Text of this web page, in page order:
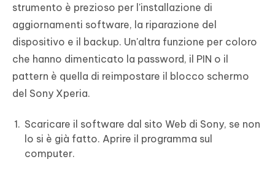
strumento è prezioso per l'installazione di
aggiornamenti software, la riparazione del
dispositivo e il backup. Un'altra funzione per coloro
che hanno dimenticato la password, il PIN o il
pattern è quella di reimpostare il blocco schermo
del Sony Xperia.
Scaricare il software dal sito Web di Sony, se non
lo si è già fatto. Aprire il programma sul
computer.